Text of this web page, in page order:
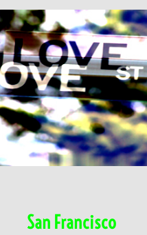
San Francisco